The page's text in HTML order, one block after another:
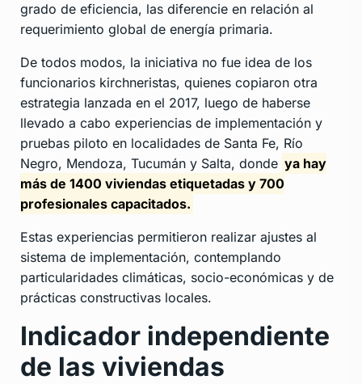
grado de eficiencia, las diferencie en relación al
requerimiento global de energía primaria.
De todos modos, la iniciativa no fue idea de los
funcionarios kirchneristas, quienes copiaron otra
estrategia lanzada en el 2017, luego de haberse
llevado a cabo experiencias de implementación y
pruebas piloto en localidades de Santa Fe, Río
Negro, Mendoza, Tucumán y Salta, donde ya hay
más de 1400 viviendas etiquetadas y 700
profesionales capacitados.
Estas experiencias permitieron realizar ajustes al
sistema de implementación, contemplando
particularidades climáticas, socio-económicas y de
prácticas constructivas locales.
Indicador independiente
de las viviendas